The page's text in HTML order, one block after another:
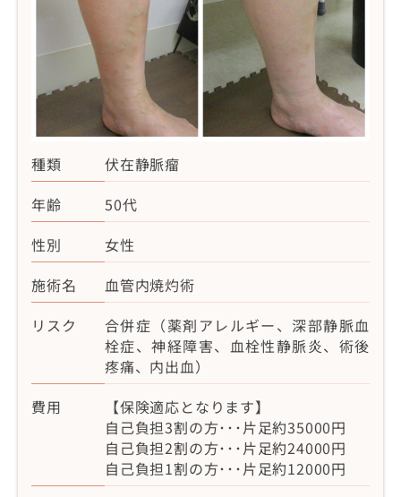
種類
伏在静脈瘤
年齢
50代
性別
女性
施術名
血管内焼灼術
リスク
合併症（薬剤アレルギー、深部静脈血
栓症、神経障害、血栓性静脈炎、術後
疼痛、内出血）
費用
【保険適応となります】
自己負担3割の方･･･片足約35000円
自己負担2割の方･･･片足約24000円
自己負担1割の方･･･片足約12000円